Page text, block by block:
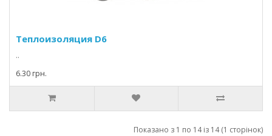
Теплоизоляция D6
..
6.30 грн.
Показано з 1 по 14 із 14 (1 сторінок)